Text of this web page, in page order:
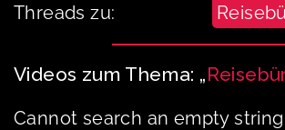
Threads zu:
Videos zum Thema: „
Cannot search an empty